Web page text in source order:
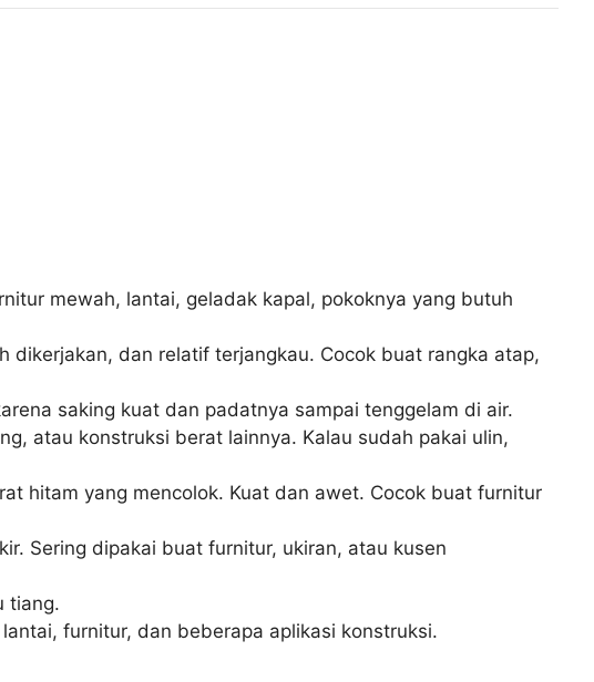
mewah, lantai, geladak kapal, pokoknya yang butuh
dikerjakan, dan relatif terjangkau. Cocok buat rangka atap,
saking kuat dan padatnya sampai tenggelam di air.
atau konstruksi berat lainnya. Kalau sudah pakai ulin,
hitam yang mencolok. Kuat dan awet. Cocok buat furnitur
Sering dipakai buat furnitur, ukiran, atau kusen
tiang.
furnitur, dan beberapa aplikasi konstruksi.